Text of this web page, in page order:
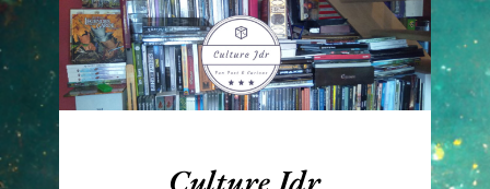
Accéder
au
contenu
principal